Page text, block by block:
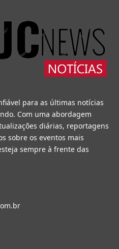
para as últimas notícias
Com uma abordagem
diárias, reportagens
sobre os eventos mais
sempre à frente das